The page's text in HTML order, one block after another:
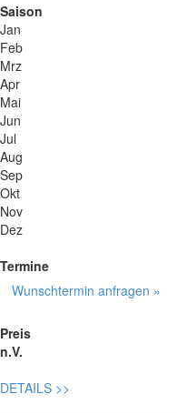
Saison
Jan
Feb
Mrz
Apr
Mai
Jun
Jul
Aug
Sep
Okt
Nov
Dez
Termine
Wunschtermin anfragen »
Preis
n.V.
DETAILS >>